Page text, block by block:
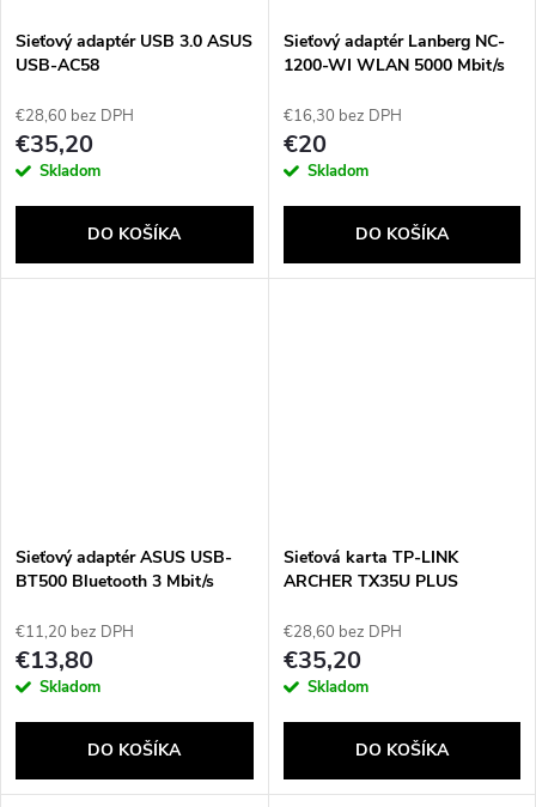
Sieťový adaptér USB 3.0 ASUS
USB-AC58
€28,60 bez DPH
€35,20
Skladom
DO KOŠÍKA
Sieťový adaptér Lanberg NC-
1200-WI WLAN 5000 Mbit/s
€16,30 bez DPH
€20
Skladom
DO KOŠÍKA
Sieťový adaptér ASUS USB-
BT500 Bluetooth 3 Mbit/s
€11,20 bez DPH
€13,80
Skladom
DO KOŠÍKA
Sieťová karta TP-LINK
ARCHER TX35U PLUS
€28,60 bez DPH
€35,20
Skladom
DO KOŠÍKA